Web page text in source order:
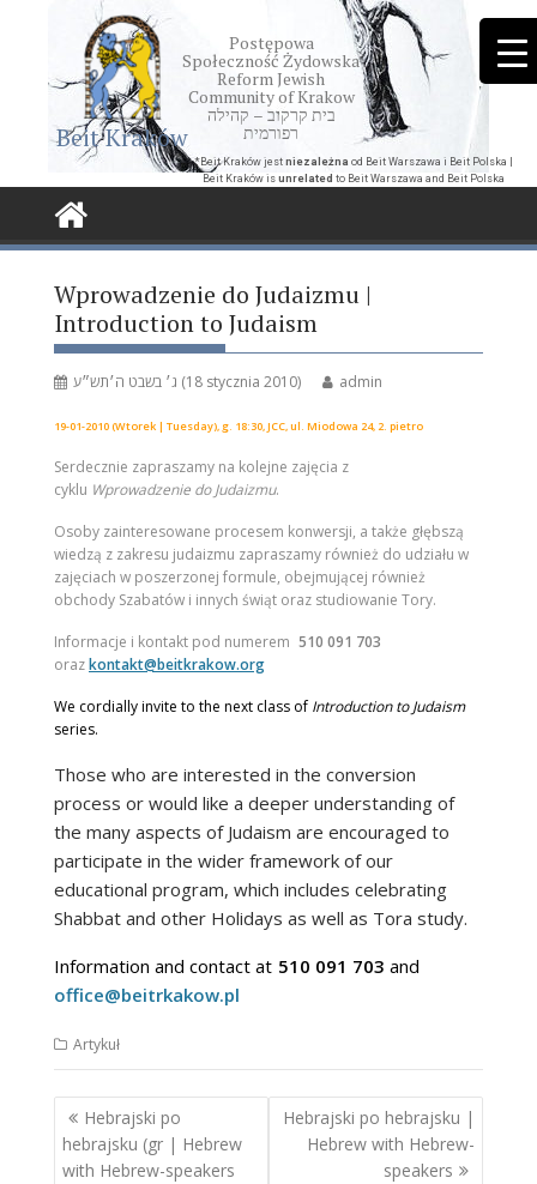
Beit Kraków
Postępowa
Społeczność Żydowska
Reform Jewish
Community of Krakow
בית קרקוב – קהילה
רפורמית
*Beit Kraków jest niezależna od Beit Warszawa i Beit Polska |
Beit Kraków is unrelated to Beit Warszawa and Beit Polska
Wprowadzenie do Judaizmu |
Introduction to Judaism
ג׳ בשבט ה׳תש״ע (18 stycznia 2010) admin
19-01-2010 (Wtorek | Tuesday), g. 18:30, JCC, ul. Miodowa 24, 2. pietro
Serdecznie zapraszamy na kolejne zajęcia z
cyklu Wprowadzenie do Judaizmu.
Osoby zainteresowane procesem konwersji, a także głębszą
wiedzą z zakresu judaizmu zapraszamy również do udziału w
zajęciach w poszerzonej formule, obejmującej również
obchody Szabatów i innych świąt oraz studiowanie Tory.
Informacje i kontakt pod numerem 510 091 703
orazkontakt@beitkrakow.org
We cordially invite to the next class of Introduction to Judaism
series.
Those who are interested in the conversion
process or would like a deeper understanding of
the many aspects of Judaism are encouraged to
participate in the wider framework of our
educational program, which includes celebrating
Shabbat and other Holidays as well as Tora study.
Information and contact at 510 091 703 and
office@beitrkakow.pl
Artykuł
Nawigacja
wpisu
Hebrajski po
hebrajsku (gr | Hebrew
with Hebrew-speakers
Hebrajski po hebrajsku |
Hebrew with Hebrew-
speakers